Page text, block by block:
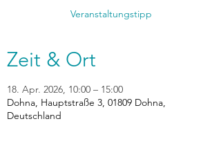
Veranstaltungstipp
Zeit & Ort
18. Apr. 2026, 10:00 – 15:00
Dohna, Hauptstraße 3, 01809 Dohna,
Deutschland